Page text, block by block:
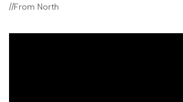
//From North